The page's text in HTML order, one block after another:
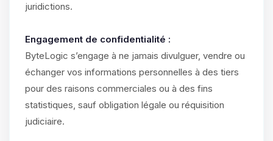
juridictions.
Engagement de confidentialité :
ByteLogic s’engage à ne jamais divulguer, vendre ou
échanger vos informations personnelles à des tiers
pour des raisons commerciales ou à des fins
statistiques, sauf obligation légale ou réquisition
judiciaire.